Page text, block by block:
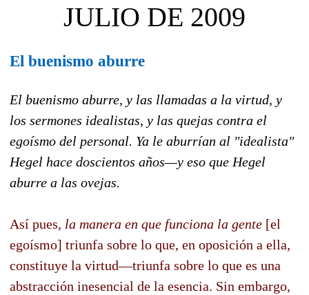
JULIO DE 2009
El buenismo aburre
El buenismo aburre, y las llamadas a la virtud, y
los sermones idealistas, y las quejas contra el
egoísmo del personal. Ya le aburrían al "idealista"
Hegel hace doscientos años—y eso que Hegel
aburre a las ovejas.
Así pues, la manera en que funciona la gente [el
egoísmo] triunfa sobre lo que, en oposición a ella,
constituye la virtud—triunfa sobre lo que es una
abstracción inesencial de la esencia. Sin embargo,